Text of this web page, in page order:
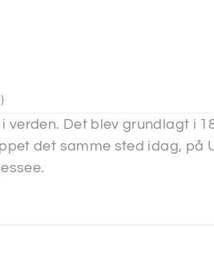
verden. Det blev grundlagt i
det samme sted idag, på